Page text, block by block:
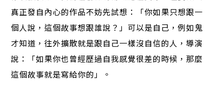
真正發自內心的作品不妨先試想：「你如果只想跟一
個人說，這個故事想跟誰說？」可以是自己，例如鬼
才知道，往外擴散就是跟自己一樣沒自信的人，導演
說：「如果你也曾經歷過自我感覺很差的時候，那麼
這個故事就是寫給你的」。